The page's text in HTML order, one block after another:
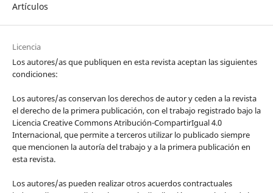
Artículos
Licencia
Los autores/as que publiquen en esta revista aceptan las siguientes
condiciones:
Los autores/as conservan los derechos de autor y ceden a la revista
el derecho de la primera publicación, con el trabajo registrado bajo la
Licencia Creative Commons Atribución-CompartirIgual 4.0
Internacional, que permite a terceros utilizar lo publicado siempre
que mencionen la autoría del trabajo y a la primera publicación en
esta revista.
Los autores/as pueden realizar otros acuerdos contractuales